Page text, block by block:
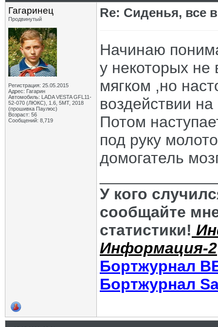
Гагаринец
Продвинутый
Регистрация: 25.05.2015
Адрес: Гагарин
Автомобиль: LADA VESTA GFL11-
52-070 (ЛЮКС), 1.6, 5МТ, 2018
(прошивка Паулюс)
Возраст: 56
Сообщений: 8,719
Re: Сиденья, все
Начинаю
у некоторых
мягком ,но
воздействии на
Потом
под руку
домогатель
У кого
сообщайте
статистики!
Информация-2
Бортжурнал
Бортжурнал